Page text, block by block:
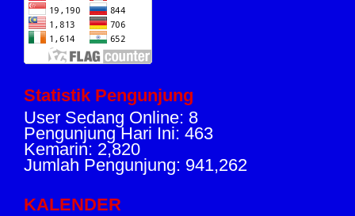
Statistik Pengunjung
User Sedang Online: 8
Pengunjung Hari Ini: 463
Kemarin: 2,820
Jumlah Pengunjung: 941,262
KALENDER